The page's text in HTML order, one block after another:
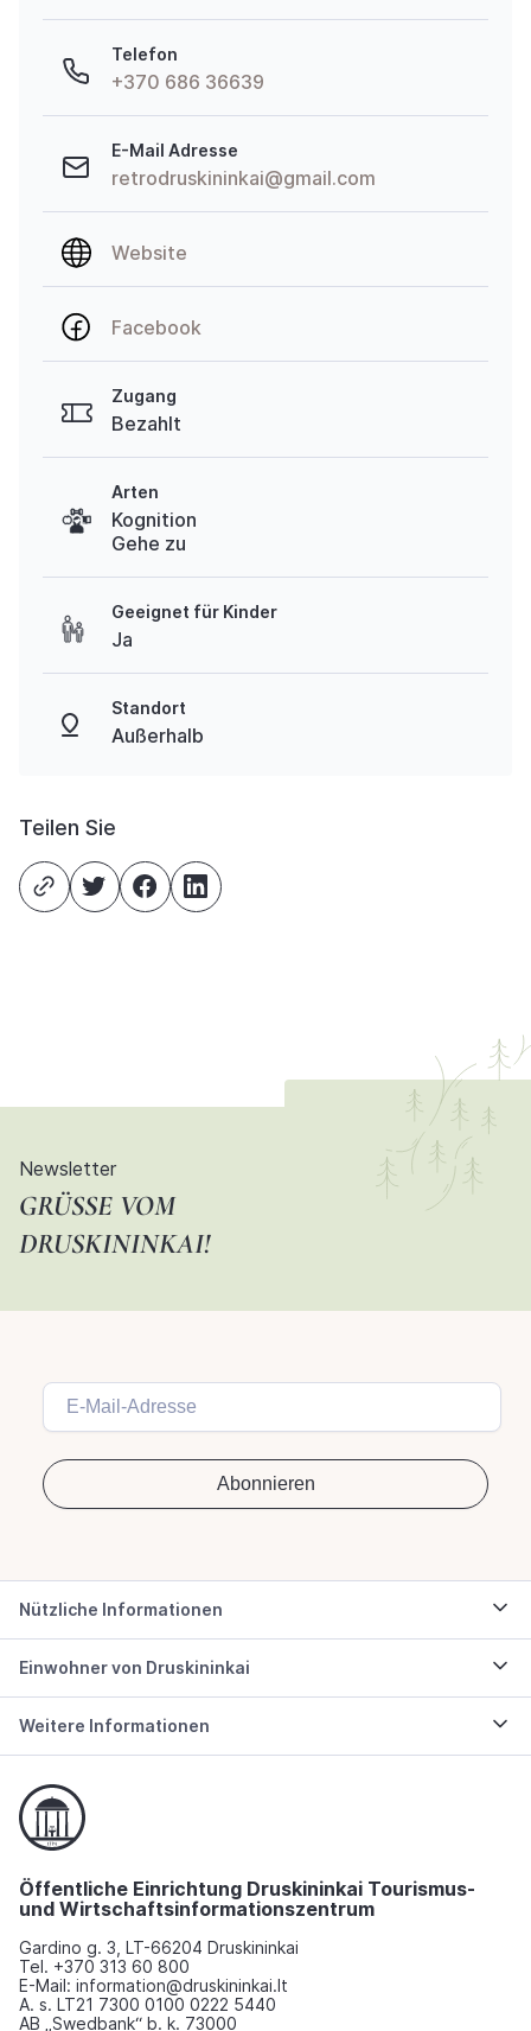
Telefon
+370 686 36639
E-Mail Adresse
retrodruskininkai@gmail.com
Website
Facebook
Zugang
Bezahlt
Arten
Kognition
Gehe zu
Geeignet für Kinder
Ja
Standort
Außerhalb
Teilen Sie
Newsletter
GRÜSSE VOM D
RUSKININKAI!
Nützliche Informationen
Einwohner von Druskininkai
Weitere Informationen
Öffentliche Einrichtung Druskininkai Tourismus-
und Wirtschaftsinformationszentrum
Gardino g. 3, LT-66204 Druskininkai
Tel. +370 313 60 800
E-Mail: information@druskininkai.lt
A. s. LT21 7300 0100 0222 5440
AB „Swedbank“ b. k. 73000